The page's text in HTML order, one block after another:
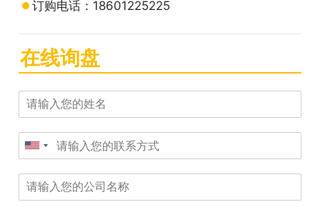
订购电话：18601225225
在线询盘